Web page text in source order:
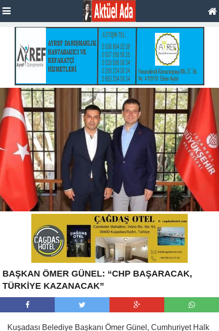
BAŞKAN ÖMER GÜNEL: “CHP BAŞARACAK,
TÜRKİYE KAZANACAK”
Kuşadası Belediye Başkanı Ömer Günel, Cumhuriyet Halk